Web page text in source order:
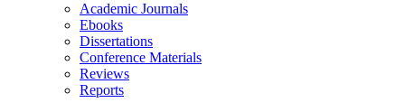
Academic Journals
Ebooks
Dissertations
Conference Materials
Reviews
Reports